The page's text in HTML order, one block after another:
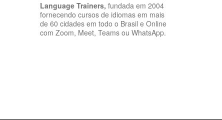
Language Trainers, fundada em 2004
fornecendo cursos de idiomas em mais
de 60 cidades em todo o Brasil e Online
com Zoom, Meet, Teams ou WhatsApp.